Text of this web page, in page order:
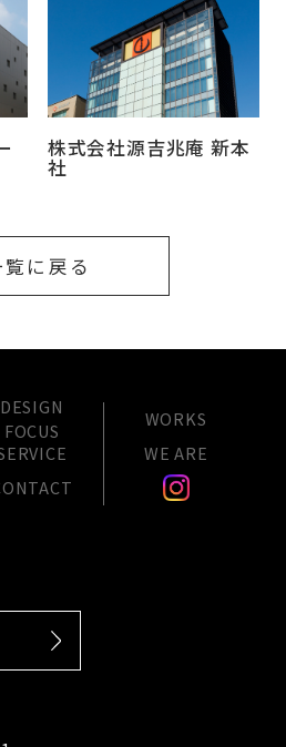
株式会社源吉兆庵 新本
社
覧に戻る
DESIGN
FOCUS
WORKS
WE ARE